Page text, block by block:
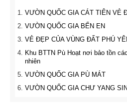
VƯỜN QUỐC GIA CÁT TIÊN VẺ
VƯỜN QUỐC GIA BẾN EN
VẺ ĐẸP CỦA VÙNG ĐẤT PHÚ
Khu BTTN Pù Hoạt nơi bảo tồn
nhiên
VƯỜN QUỐC GIA PÙ MÁT
VƯỜN QUỐC GIA CHƯ YANG SIN